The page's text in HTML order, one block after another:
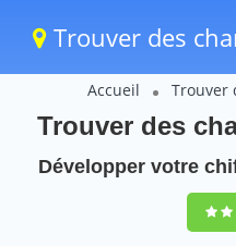
Trouver des
Accueil Trouver
Trouver des
Développer votre